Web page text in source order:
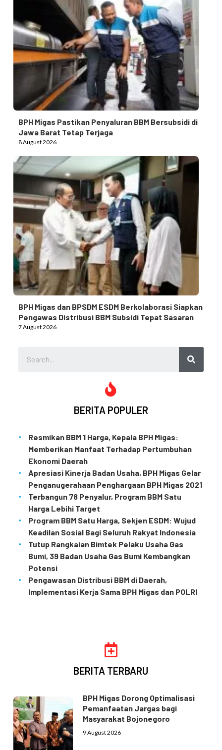
BPH Migas Pastikan Penyaluran BBM Bersubsidi di
Jawa Barat Tetap Terjaga
8 August 2026
BPH Migas dan BPSDM ESDM Berkolaborasi Siapkan
Pengawas Distribusi BBM Subsidi Tepat Sasaran
7 August 2026
BERITA POPULER
Resmikan BBM 1 Harga, Kepala BPH Migas:
Memberikan Manfaat Terhadap Pertumbuhan
Ekonomi Daerah
Apresiasi Kinerja Badan Usaha, BPH Migas Gelar
Penganugerahaan Penghargaan BPH Migas 2021
Terbangun 78 Penyalur, Program BBM Satu
Harga Lebihi Target
Program BBM Satu Harga, Sekjen ESDM: Wujud
Keadilan Sosial Bagi Seluruh Rakyat Indonesia
Tutup Rangkaian Bimtek Pelaku Usaha Gas
Bumi, 39 Badan Usaha Gas Bumi Kembangkan
Potensi
Pengawasan Distribusi BBM di Daerah,
Implementasi Kerja Sama BPH Migas dan POLRI
BERITA TERBARU
BPH Migas Dorong Optimalisasi
Pemanfaatan Jargas bagi
Masyarakat Bojonegoro
9 August 2026